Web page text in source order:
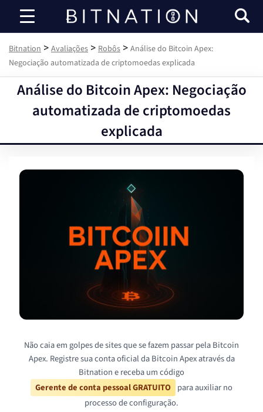
Bitnation
Bitnation > Avaliações > Robôs > Análise do Bitcoin Apex:
Negociação automatizada de criptomoedas explicada
Análise do Bitcoin Apex: Negociação
automatizada de criptomoedas
explicada
Não caia em golpes de sites que se fazem passar pela Bitcoin
Apex. Registre sua conta oficial da Bitcoin Apex através da
Bitnation e receba um código
Gerente de conta pessoal GRATUITO para auxiliar no
processo de configuração.